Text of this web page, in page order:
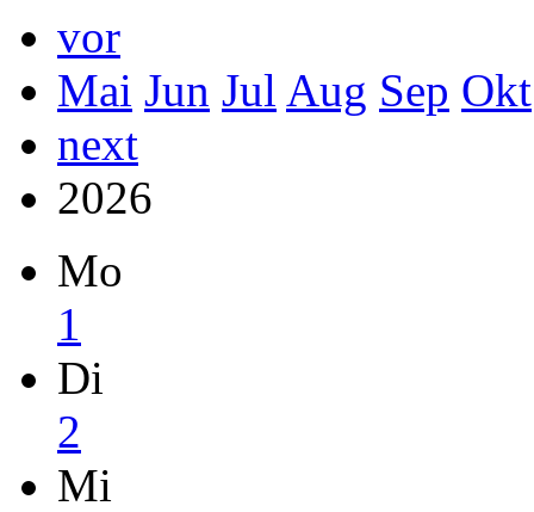
vor
Mai Jun Jul Aug Sep Okt
next
2026
Mo
1
Di
2
Mi